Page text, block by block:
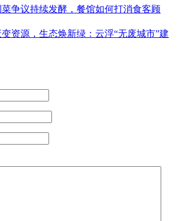
争议持续发酵，餐馆如何打消食客顾
变资源，生态焕新绿：云浮“无废城市”建